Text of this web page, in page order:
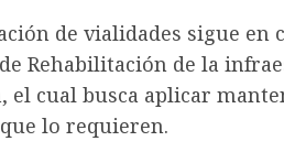
de vialidades sigue en
Rehabilitación de la
el cual busca aplicar
lo requieren.